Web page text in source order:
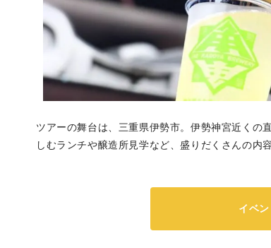
ツアーの舞台は、三重県伊勢市。伊勢神宮近くの
しむランチや醸造所見学など、盛りだくさんの内
イベン